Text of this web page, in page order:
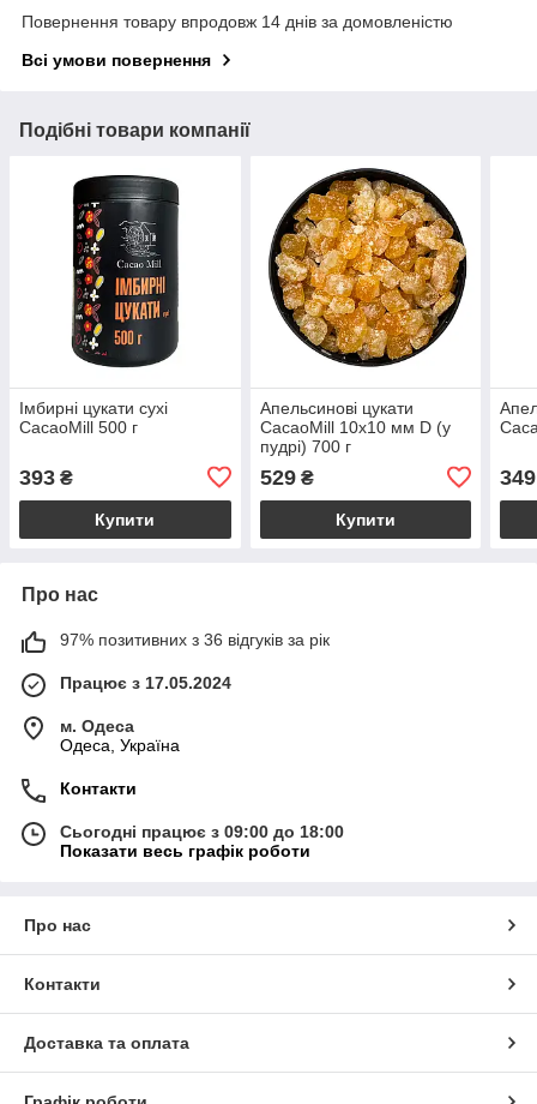
Повернення товару впродовж 14 днів за домовленістю
Всі умови повернення
Подібні товари компанії
Імбирні цукати сухі
CacaoMill 500 г
393 ₴
Купити
Апельсинові цукати
CacaoMill 10х10 мм D (у
пудрі) 700 г
529₴
Купити
349
Про нас
97% позитивних з 36 відгуків за рік
Працює з 17.05.2024
м. Одеса
Одеса, Україна
Контакти
Сьогодні працює з 09:00 до 18:00
Показати весь графік роботи
Про нас
Контакти
Доставка та оплата